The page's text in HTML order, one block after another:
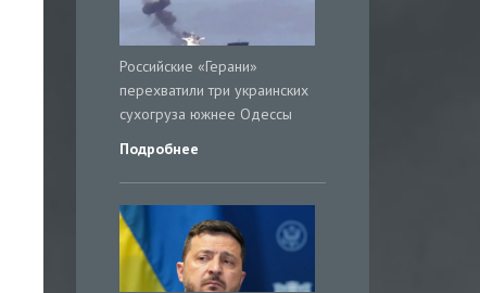
Российские «Герани»
перехватили три украинских
сухогруза южнее Одессы
Подробнее